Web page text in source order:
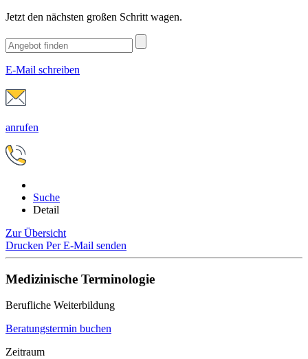
Jetzt den nächsten großen Schritt wagen.
E-Mail schreiben
anrufen
Suche
Detail
Zur Übersicht
Drucken Per E-Mail senden
Medizinische Terminologie
Berufliche Weiterbildung
Beratungstermin buchen
Zeitraum